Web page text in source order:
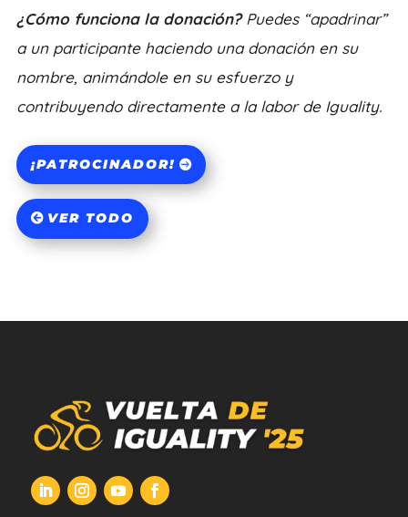
¿Cómo funciona la donación?Puedes “apadrinar”
a un participante haciendo una donación en su
nombre, animándole en su esfuerzo y
contribuyendo directamente a la labor de Iguality.
¡PATROCINADOR!
VER TODO